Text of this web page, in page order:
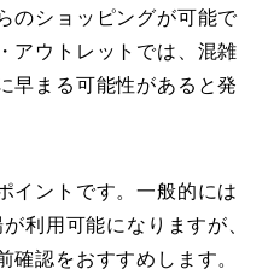
のショッピングが可能で
アウトレットでは、混雑
早まる可能性があると発
イントです。一般的には
利用可能になりますが、
確認をおすすめします。